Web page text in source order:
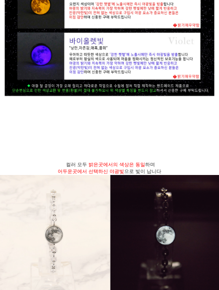
컬러 모두 밝은곳에서의 색상은 동일하며
어두운곳에서 선택하신 야광빛으로 빛이 납니다